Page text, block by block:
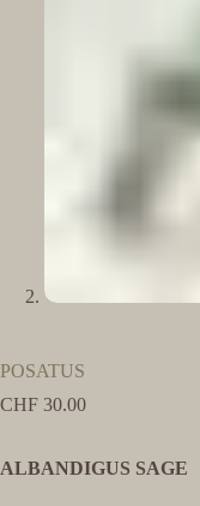
POSATUS
CHF 30.00
ALBANDIGUS SAGE